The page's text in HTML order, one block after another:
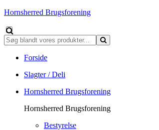
Hornsherred Brugsforening
Forside
Slagter / Deli
Hornsherred Brugsforening
Hornsherred Brugsforening
Bestyrelse